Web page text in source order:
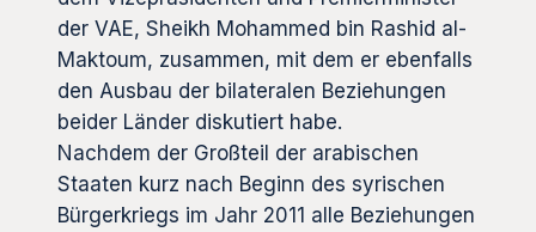
der VAE, Sheikh Mohammed bin Rashid al-
Maktoum, zusammen, mit dem er ebenfalls
den Ausbau der bilateralen Beziehungen
beider Länder diskutiert habe.
Nachdem der Großteil der arabischen
Staaten kurz nach Beginn des syrischen
Bürgerkriegs im Jahr 2011 alle Beziehungen